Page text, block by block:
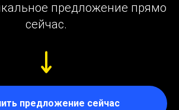
предложение прямо
сейчас.
предложение сейчас